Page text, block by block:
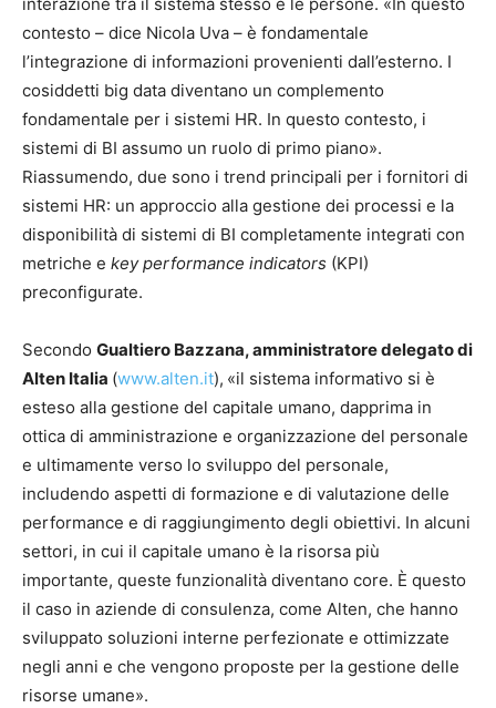
contesto – dice Nicola Uva – è fondamentale
l’integrazione di informazioni provenienti dall’esterno. I
cosiddetti big data diventano un complemento
fondamentale per i sistemi HR. In questo contesto, i
sistemi di BI assumo un ruolo di primo piano».
Riassumendo, due sono i trend principali per i fornitori di
sistemi HR: un approccio alla gestione dei processi e la
disponibilità di sistemi di BI completamente integrati con
metriche e key performance indicators (KPI)
preconfigurate.
Secondo Gualtiero Bazzana, amministratore delegato di
Alten Italia (www.alten.it), «il sistema informativo si è
esteso alla gestione del capitale umano, dapprima in
ottica di amministrazione e organizzazione del personale
e ultimamente verso lo sviluppo del personale,
includendo aspetti di formazione e di valutazione delle
performance e di raggiungimento degli obiettivi. In alcuni
settori, in cui il capitale umano è la risorsa più
importante, queste funzionalità diventano core. È questo
il caso in aziende di consulenza, come Alten, che hanno
sviluppato soluzioni interne perfezionate e ottimizzate
negli anni e che vengono proposte per la gestione delle
risorse umane».